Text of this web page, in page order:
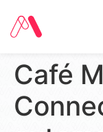
Café